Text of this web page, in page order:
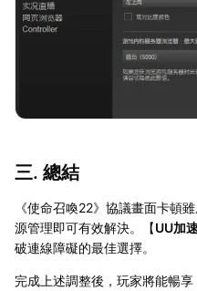
三. 總結
《使命召喚22》協議畫面卡頓
源管理即可有效解決。【UU加
破連線障礙的最佳選擇。
完成上述調整後，玩家將能暢